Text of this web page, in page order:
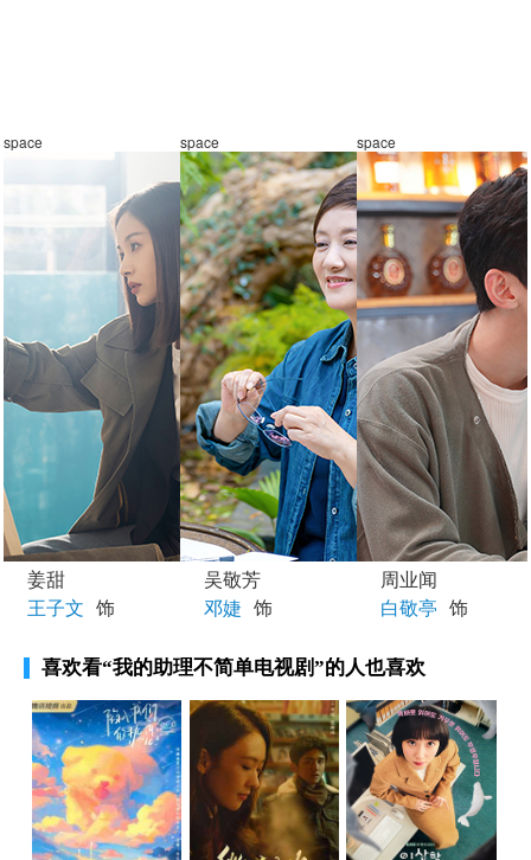
space
姜甜
王子文 饰
space
吴敬芳
邓婕 饰
space
周业闻
白敬亭 饰
喜欢看“我的助理不简单电视剧”的人也喜欢